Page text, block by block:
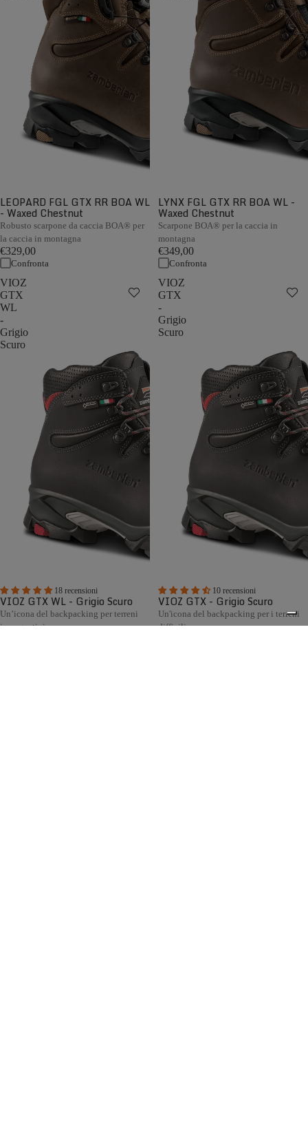
LEOPARD FGL GTX RR BOA WL
- Waxed Chestnut
Robusto scarpone da caccia BOA® per
la caccia in montagna
€329,00
Confronta
LYNX FGL GTX RR BOA WL -
Waxed Chestnut
Scarpone BOA® per la caccia in
montagna
€349,00
Confronta
VIOZ
GTX
WL
-
Grigio
Scuro
18 recensioni
VIOZ GTX WL - Grigio Scuro
Un’icona del backpacking per terreni
impegnativi
VIOZ
GTX
-
Grigio
Scuro
10 recensioni
VIOZ GTX - Grigio Scuro
Un'icona del backpacking per i terreni
difficili